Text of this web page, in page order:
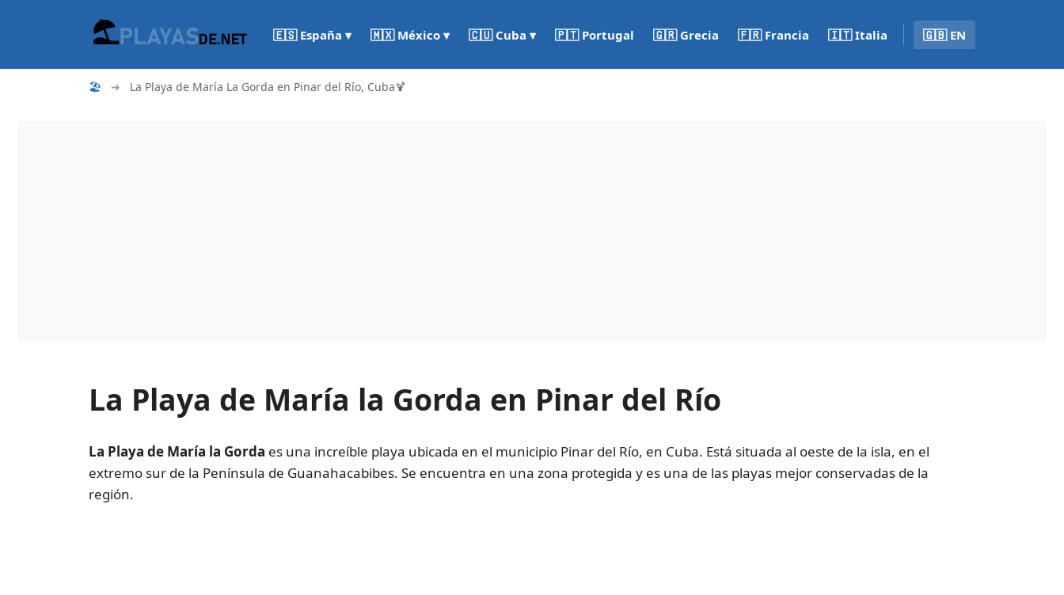
🇪🇸 España ▾ 🇲🇽 México ▾ 🇨🇺 Cuba ▾ 🇵🇹 Portugal 🇬🇷 Grecia 🇫🇷 Francia 🇮🇹 Italia 🇬🇧 EN
🏖 ➜ La Playa de María La Gorda en Pinar del Río, Cuba🍹
La Playa de María la Gorda en Pinar del Río
La Playa de María la Gorda es una increíble playa ubicada en el municipio Pinar del Río, en Cuba. Está situada al oeste de la isla, en el
extremo sur de la Península de Guanahacabibes. Se encuentra en una zona protegida y es una de las playas mejor conservadas de la
región.